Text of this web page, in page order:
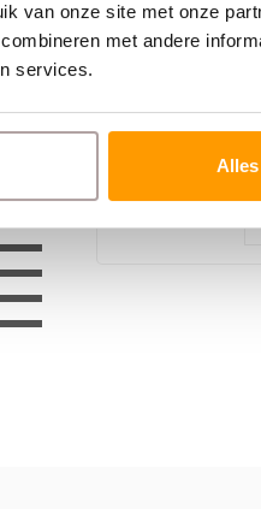
van onze site met onze
met andere
services.
TECHNOTAPE